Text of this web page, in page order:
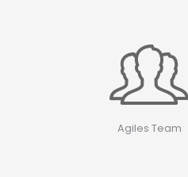
Agiles Team